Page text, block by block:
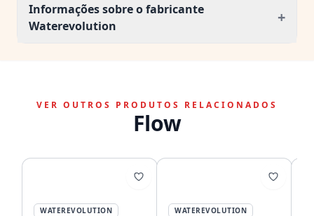
Informações sobre o fabricante
Waterevolution
+
VER OUTROS PRODUTOS RELACIONADOS
Flow
WATEREVOLUTION WATEREVOLUTION